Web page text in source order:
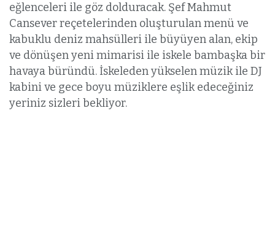
eğlenceleri ile göz dolduracak. Şef Mahmut
Cansever reçetelerinden oluşturulan menü ve
kabuklu deniz mahsülleri ile büyüyen alan, ekip
ve dönüşen yeni mimarisi ile iskele bambaşka bir
havaya büründü. İskeleden yükselen müzik ile DJ
kabini ve gece boyu müziklere eşlik edeceğiniz
yeriniz sizleri bekliyor.